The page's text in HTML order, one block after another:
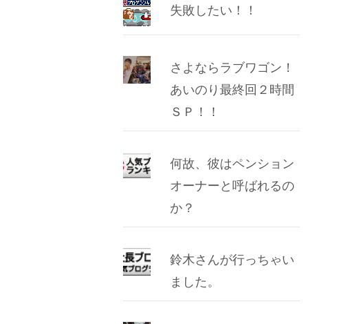
失敗したい！！
さよならラブワゴン！
あいのり最終回２時間
ＳＰ！！
何故、彼はペンション
オーナーと呼ばれるの
か？
鈴木さんが行っちゃい
ました。